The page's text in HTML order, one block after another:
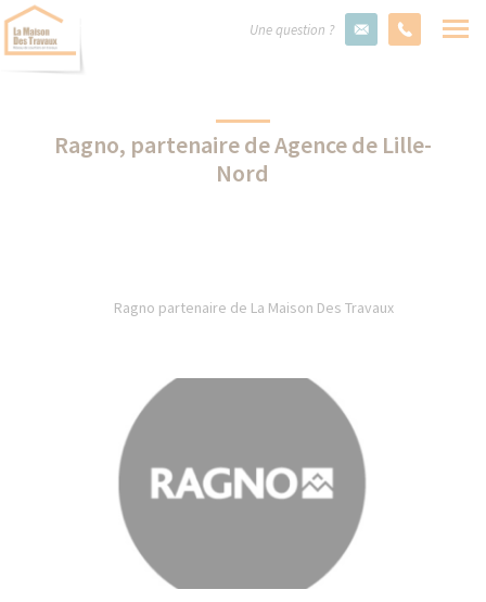
Une question ?
Ragno, partenaire de Agence de Lille-
Nord
Ragno partenaire de La Maison Des Travaux